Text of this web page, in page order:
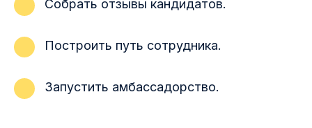
Собрать отзывы кандидатов.
Построить путь сотрудника.
Запустить амбассадорство.